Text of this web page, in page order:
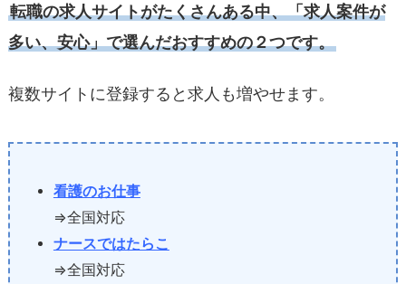
転職の求人サイトがたくさんある中、「求人案件が
多い、安心」で選んだおすすめの２つです。
複数サイトに登録すると求人も増やせます。
看護のお仕事
⇒全国対応
ナースではたらこ
⇒全国対応